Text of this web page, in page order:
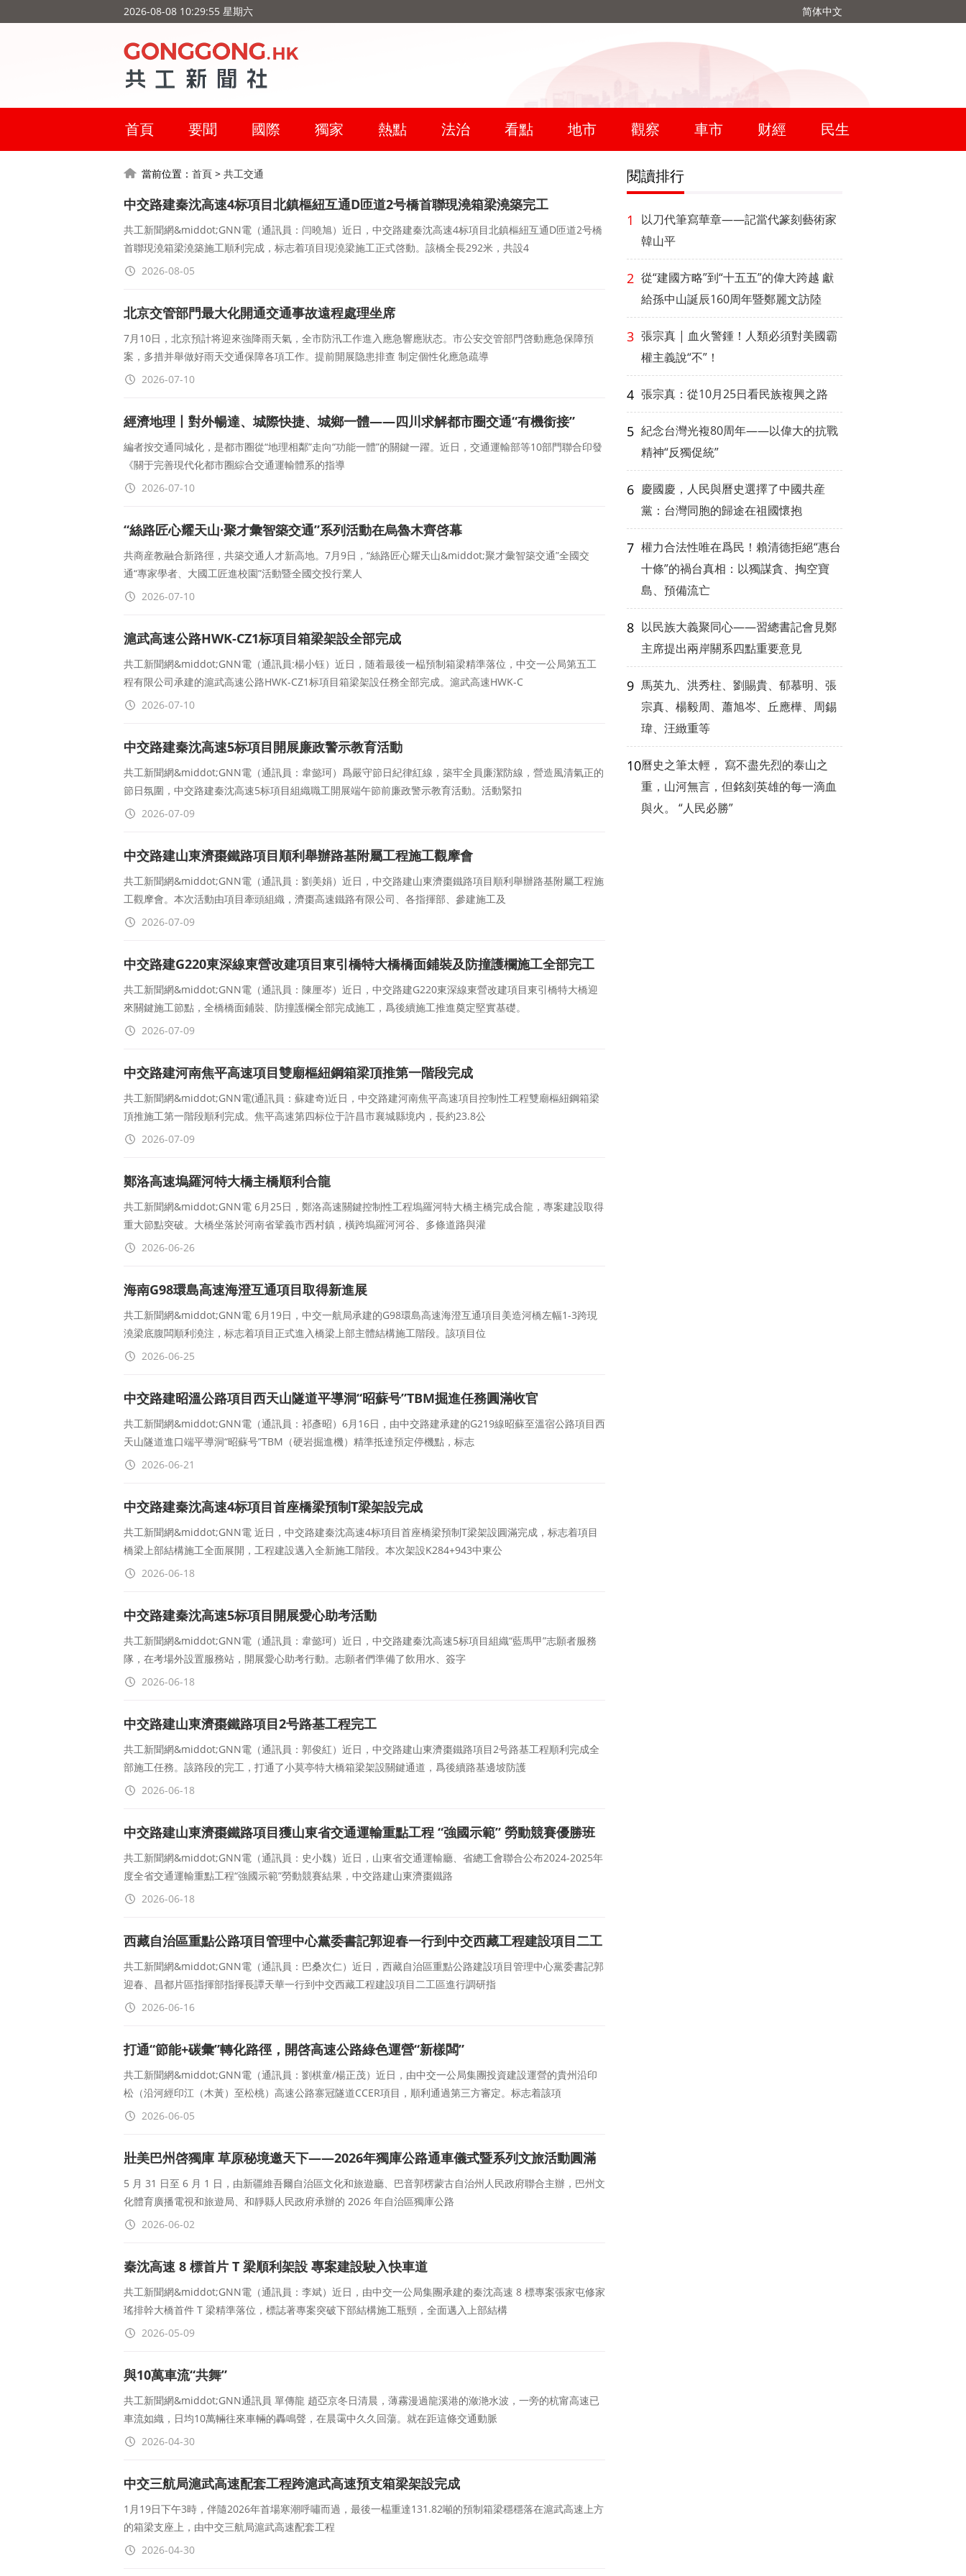
2026-08-08 10:29:56 星期六 简体中文
首頁 要聞 國際 獨家 熱點 法治 看點 地市 觀察 車市 财經 民生
當前位置： 首頁 > 共工交通
中交路建秦沈高速4标項目北鎮樞紐互通D匝道2号橋首聯現澆箱梁澆築完工
共工新聞網&middot;GNN電（通訊員：闫曉旭）近日，中交路建秦沈高速4标項目北鎮樞紐互通D匝道2号橋
首聯現澆箱梁澆築施工順利完成，标志着項目現澆梁施工正式啓動。該橋全長292米，共設4
2026-08-05
北京交管部門最大化開通交通事故遠程處理坐席
7月10日，北京預計将迎來強降雨天氣，全市防汛工作進入應急響應狀态。市公安交管部門啓動應急保障預
案，多措并舉做好雨天交通保障各項工作。提前開展隐患排查 制定個性化應急疏導
2026-07-10
經濟地理丨對外暢達、城際快捷、城鄉一體——四川求解都市圈交通“有機銜接”
編者按交通同城化，是都市圈從“地理相鄰”走向“功能一體”的關鍵一躍。近日，交通運輸部等10部門聯合印發
《關于完善現代化都市圈綜合交通運輸體系的指導
2026-07-10
“絲路匠心耀天山·聚才彙智築交通”系列活動在烏魯木齊啓幕
共商産教融合新路徑，共築交通人才新高地。7月9日，“絲路匠心耀天山&middot;聚才彙智築交通”全國交
通“專家學者、大國工匠進校園”活動暨全國交投行業人
2026-07-10
滬武高速公路HWK-CZ1标項目箱梁架設全部完成
共工新聞網&middot;GNN電（通訊員:楊小钰）近日，随着最後一榀預制箱梁精準落位，中交一公局第五工
程有限公司承建的滬武高速公路HWK-CZ1标項目箱梁架設任務全部完成。滬武高速HWK-C
2026-07-10
中交路建秦沈高速5标項目開展廉政警示教育活動
共工新聞網&middot;GNN電（通訊員：韋懿珂）爲嚴守節日紀律紅線，築牢全員廉潔防線，營造風清氣正的
節日氛圍，中交路建秦沈高速5标項目組織職工開展端午節前廉政警示教育活動。活動緊扣
2026-07-09
中交路建山東濟棗鐵路項目順利舉辦路基附屬工程施工觀摩會
共工新聞網&middot;GNN電（通訊員：劉美娟）近日，中交路建山東濟棗鐵路項目順利舉辦路基附屬工程施
工觀摩會。本次活動由項目牽頭組織，濟棗高速鐵路有限公司、各指揮部、參建施工及
2026-07-09
中交路建G220東深線東營改建項目東引橋特大橋橋面鋪裝及防撞護欄施工全部完工
共工新聞網&middot;GNN電（通訊員：陳厘岑）近日，中交路建G220東深線東營改建項目東引橋特大橋迎
來關鍵施工節點，全橋橋面鋪裝、防撞護欄全部完成施工，爲後續施工推進奠定堅實基礎。
2026-07-09
中交路建河南焦平高速項目雙廟樞紐鋼箱梁頂推第一階段完成
共工新聞網&middot;GNN電(通訊員：蘇建奇)近日，中交路建河南焦平高速項目控制性工程雙廟樞紐鋼箱梁
頂推施工第一階段順利完成。焦平高速第四标位于許昌市襄城縣境内，長約23.8公
2026-07-09
鄭洛高速塢羅河特大橋主橋順利合龍
共工新聞網&middot;GNN電 6月25日，鄭洛高速關鍵控制性工程塢羅河特大橋主橋完成合龍，專案建設取得
重大節點突破。大橋坐落於河南省鞏義市西村鎮，橫跨塢羅河河谷、多條道路與灌
2026-06-26
海南G98環島高速海澄互通項目取得新進展
共工新聞網&middot;GNN電 6月19日，中交一航局承建的G98環島高速海澄互通項目美造河橋左幅1-3跨現
澆梁底腹闆順利澆注，标志着項目正式進入橋梁上部主體結構施工階段。該項目位
2026-06-25
中交路建昭溫公路項目西天山隧道平導洞“昭蘇号”TBM掘進任務圓滿收官
共工新聞網&middot;GNN電（通訊員：祁彥昭）6月16日，由中交路建承建的G219線昭蘇至溫宿公路項目西
天山隧道進口端平導洞“昭蘇号”TBM（硬岩掘進機）精準抵達預定停機點，标志
2026-06-21
中交路建秦沈高速4标項目首座橋梁預制T梁架設完成
共工新聞網&middot;GNN電 近日，中交路建秦沈高速4标項目首座橋梁預制T梁架設圓滿完成，标志着項目
橋梁上部結構施工全面展開，工程建設邁入全新施工階段。本次架設K284+943中東公
2026-06-18
中交路建秦沈高速5标項目開展愛心助考活動
共工新聞網&middot;GNN電（通訊員：韋懿珂）近日，中交路建秦沈高速5标項目組織“藍馬甲”志願者服務
隊，在考場外設置服務站，開展愛心助考行動。志願者們準備了飲用水、簽字
2026-06-18
中交路建山東濟棗鐵路項目2号路基工程完工
共工新聞網&middot;GNN電（通訊員：郭俊紅）近日，中交路建山東濟棗鐵路項目2号路基工程順利完成全
部施工任務。該路段的完工，打通了小莫亭特大橋箱梁架設關鍵通道，爲後續路基邊坡防護
2026-06-18
中交路建山東濟棗鐵路項目獲山東省交通運輸重點工程 “強國示範” 勞動競賽優勝班
組
共工新聞網&middot;GNN電（通訊員：史小魏）近日，山東省交通運輸廳、省總工會聯合公布2024-2025年
度全省交通運輸重點工程“強國示範”勞動競賽結果，中交路建山東濟棗鐵路
2026-06-18
西藏自治區重點公路項目管理中心黨委書記郭迎春一行到中交西藏工程建設項目二工
區調研指導
共工新聞網&middot;GNN電（通訊員：巴桑次仁）近日，西藏自治區重點公路建設項目管理中心黨委書記郭
迎春、昌都片區指揮部指揮長譚天華一行到中交西藏工程建設項目二工區進行調研指
2026-06-16
打通“節能+碳彙”轉化路徑，開啓高速公路綠色運營“新樣闆”
共工新聞網&middot;GNN電（通訊員：劉棋童/楊正茂）近日，由中交一公局集團投資建設運營的貴州沿印
松（沿河經印江（木黃）至松桃）高速公路寨冠隧道CCER項目，順利通過第三方審定。标志着該項
2026-06-05
壯美巴州啓獨庫 草原秘境邀天下——2026年獨庫公路通車儀式暨系列文旅活動圓滿
舉辦
5 月 31 日至 6 月 1 日，由新疆維吾爾自治區文化和旅遊廳、巴音郭楞蒙古自治州人民政府聯合主辦，巴州文
化體育廣播電視和旅遊局、和靜縣人民政府承辦的 2026 年自治區獨庫公路
2026-06-02
秦沈高速 8 標首片 T 梁順利架設 專案建設駛入快車道
共工新聞網&middot;GNN電（通訊員：李斌）近日，由中交一公局集團承建的秦沈高速 8 標專案張家屯修家
瑤排幹大橋首件 T 梁精準落位，標誌著專案突破下部結構施工瓶頸，全面邁入上部結構
2026-05-09
與10萬車流“共舞”
共工新聞網&middot;GNN通訊員 單傳龍 趙亞京冬日清晨，薄霧漫過龍溪港的潋滟水波，一旁的杭甯高速已
車流如織，日均10萬輛往來車輛的轟鳴聲，在晨霭中久久回蕩。就在距這條交通動脈
2026-04-30
中交三航局滬武高速配套工程跨滬武高速預支箱梁架設完成
1月19日下午3時，伴隨2026年首場寒潮呼嘯而過，最後一榀重達131.82噸的預制箱梁穩穩落在滬武高速上方
的箱梁支座上，由中交三航局滬武高速配套工程
2026-04-30
閱讀排行
1
以刀代筆寫華章——記當代篆刻藝術家
韓山平
2 從“建國方略”到“十五五”的偉大跨越 獻
給孫中山誕辰160周年暨鄭麗文訪陸
3 張宗真 | 血火警鍾！人類必須對美國霸
權主義說“不”！
4 張宗真：從10月25日看民族複興之路
5 紀念台灣光複80周年——以偉大的抗戰
精神“反獨促統”
6 慶國慶，人民與曆史選擇了中國共産
黨：台灣同胞的歸途在祖國懷抱
7 權力合法性唯在爲民！賴清德拒絕“惠台
十條”的禍台真相：以獨謀貪、掏空寶
島、預備流亡
8 以民族大義聚同心——習總書記會見鄭
主席提出兩岸關系四點重要意見
9 馬英九、洪秀柱、劉賜貴、郁慕明、張
宗真、楊毅周、蕭旭岑、丘應樺、周錫
瑋、汪緻重等
10曆史之筆太輕， 寫不盡先烈的泰山之
重，山河無言，但銘刻英雄的每一滴血
與火。 “人民必勝”